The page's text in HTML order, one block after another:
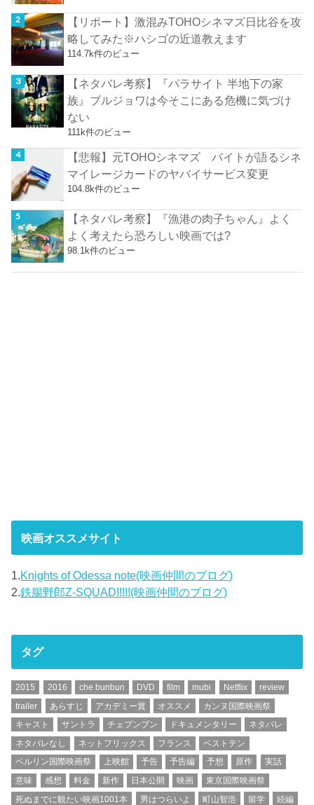
【リポート】激混みTOHOシネマズ日比谷を攻
略してみた※ハシゴの近道教えます
114.7k件のビュー
【ネタバレ考察】『パラサイト 半地下の家
族』ブルジョワは今そこにある危機に気づけ
ない
111k件のビュー
【悲報】元TOHOシネマズ バイトが語るシネ
マイレージカードのヤバイサービス変更
104.8k件のビュー
【ネタバレ考察】『漁港の肉子ちゃん』よく
よく考えたら恐ろしい映画では?
98.1k件のビュー
映画オススメサイト
1. Knights of Odessa note(映画仲間のブログ)
2.鉄腸野郎Z-SQUAD!!!!!(映画仲間のブログ)
タグ
2015 2016 che bunbun DVD film mubi Netflix
review
trailer
あらすじ アカデミー賞 オススメ
カンヌ国際映画祭
キャスト
サントラ チェブンブン ドキュメンタリー
ネタバレ
ネタバレなし
ネットフリックス フランス
ベストテン
ベルリン国際映画祭
上映館 予告 予告編 予想 原作
実話
意味
感想 料金 新作 日本公開 映画
東京国際映画祭
死ぬまでに観たい映画1001本
男はつらいよ 町山智浩 留学 続編